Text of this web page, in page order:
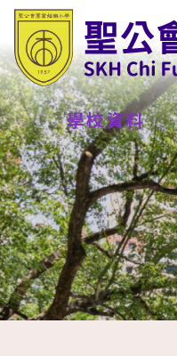
學校資料